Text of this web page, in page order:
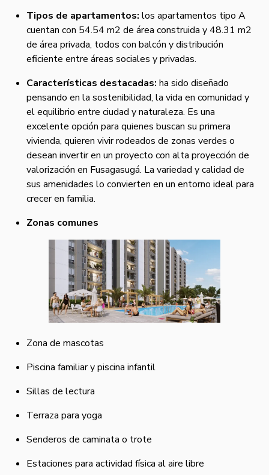
Tipos de apartamentos: los apartamentos tipo A
cuentan con 54.54 m2 de área construida y 48.31 m2
de área privada, todos con balcón y distribución
eficiente entre áreas sociales y privadas.
Características destacadas: ha sido diseñado
pensando en la sostenibilidad, la vida en comunidad y
el equilibrio entre ciudad y naturaleza. Es una
excelente opción para quienes buscan su primera
vivienda, quieren vivir rodeados de zonas verdes o
desean invertir en un proyecto con alta proyección de
valorización en Fusagasugá. La variedad y calidad de
sus amenidades lo convierten en un entorno ideal para
crecer en familia.
Zonas comunes
Zona de mascotas
Piscina familiar y piscina infantil
Sillas de lectura
Terraza para yoga
Senderos de caminata o trote
Estaciones para actividad física al aire libre